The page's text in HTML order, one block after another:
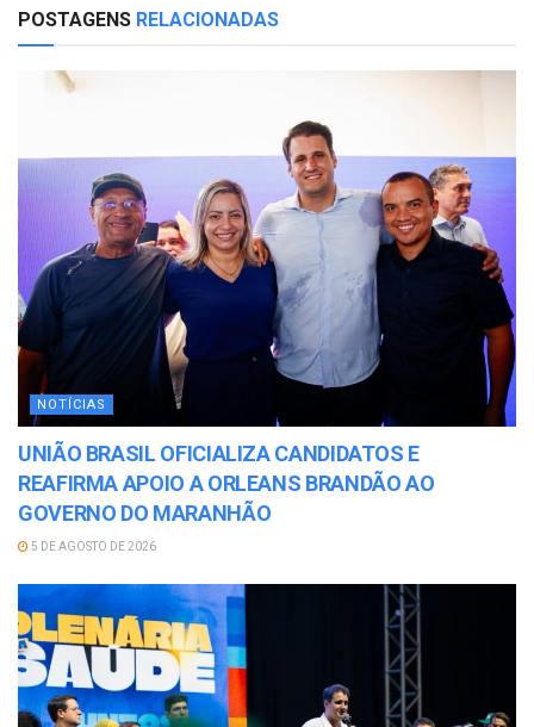
POSTAGENS RELACIONADAS
NOTÍCIAS
UNIÃO BRASIL OFICIALIZA CANDIDATOS E
REAFIRMA APOIO A ORLEANS BRANDÃO AO
GOVERNO DO MARANHÃO
5 DE AGOSTO DE 2026